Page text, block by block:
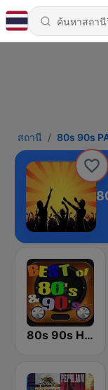
สถานี 80s 90s
80s 90s Hits Radio